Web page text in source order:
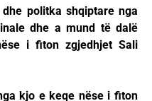
politka shqiptare nga
dhe a mund të dalë
i fiton zgjedhjet Sali
kjo e keqe nëse i fiton